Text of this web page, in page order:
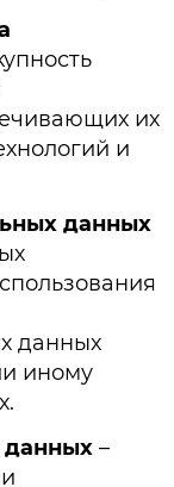
их
и
данных
данных
иному
данных –